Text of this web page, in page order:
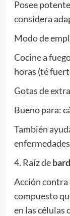
Posee
considera
Modo de
Cocine a
horas (té
Gotas de
Bueno para:
También
4. Raíz de
Acción contra
compuesto
en las células